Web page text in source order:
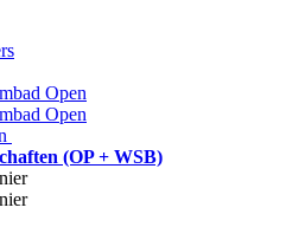
Open
Open
(OP + WSB)